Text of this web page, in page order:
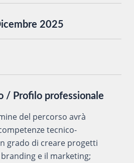
2025
/ Profilo professionale
del percorso avrà
tecnico-
grado di creare progetti
e il marketing;